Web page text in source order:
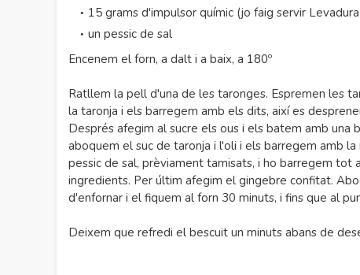
15 grams d'impulsor químic (jo faig servir
un pessic de sal
Encenem el forn, a dalt i a baix, a 180º
Ratllem la pell d'una de les taronges. Espremen les
la taronja i els barregem amb els dits, així es
Després afegim al sucre els ous i els batem amb
aboquem el suc de taronja i l'oli i els barregem amb
pessic de sal, prèviament tamisats, i ho barregem
ingredients. Per últim afegim el gingebre confitat.
d'enfornar i el fiquem al forn 30 minuts, i fins que al
Deixem que refredi el bescuit un minuts abans de